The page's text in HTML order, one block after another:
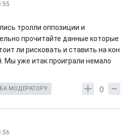
тролли оппозиции и
прочитайте данные которые
ли рисковать и ставить на кон
Мы уже итак проиграли немало
0
МОДЕРАТОРУ